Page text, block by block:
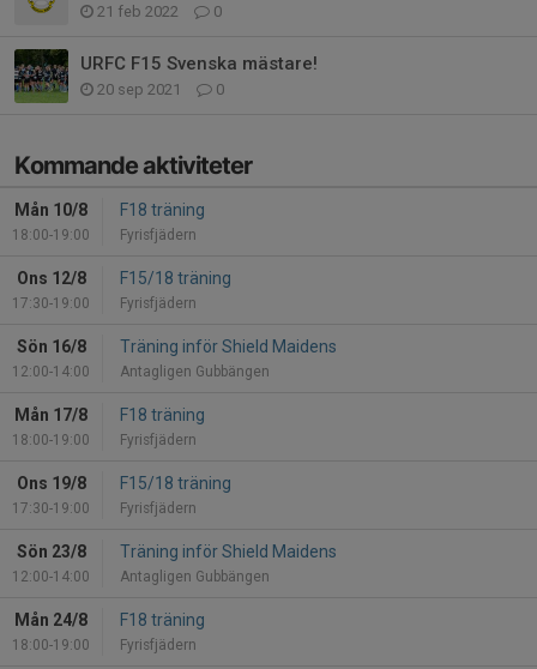
21 feb 2022 0
URFC F15 Svenska mästare!
20 sep 2021 0
Kommande aktiviteter
Mån 10/8
18:00-19:00
F18 träning
Fyrisfjädern
Ons 12/8
17:30-19:00
F15/18 träning
Fyrisfjädern
Sön 16/8
12:00-14:00
Träning inför Shield Maidens
Antagligen Gubbängen
Mån 17/8
18:00-19:00
F18 träning
Fyrisfjädern
Ons 19/8
17:30-19:00
F15/18 träning
Fyrisfjädern
Sön 23/8
12:00-14:00
Träning inför Shield Maidens
Antagligen Gubbängen
Mån 24/8
18:00-19:00
F18 träning
Fyrisfjädern